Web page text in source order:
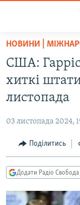
Перейти
основного
матеріалу
до
основної
Перейти
до
пошуку
ВСЕ ЗА ДОБУ
ЕКОНОМІКА
СУСПІЛЬСТВО
УКРАЇНА
РОСІЙСЬКА
ДОНБАС.РЕАЛІЇ
ТИ ЯК?
СХЕМИ
НОВИНИ |
США:
хиткі
листопада
03 листопада 2024,
Поділитись
Додати Радіо